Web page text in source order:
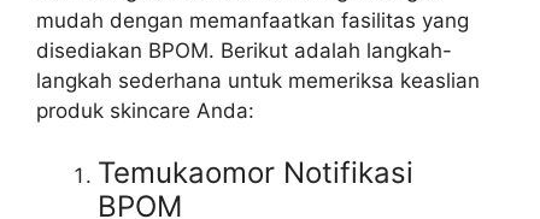
mudah dengan memanfaatkan fasilitas yang
disediakan BPOM. Berikut adalah langkah-
langkah sederhana untuk memeriksa keaslian
produk skincare Anda:
Temukaomor Notifikasi
BPOM